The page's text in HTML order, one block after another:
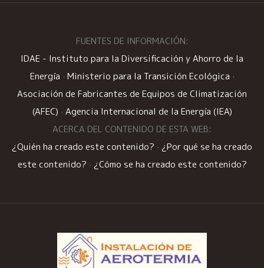
FUENTES DE INFORMACIÓN:
IDAE - Instituto para la Diversificación y Ahorro de la
Energía · Ministerio para la Transición Ecológica ·
Asociación de Fabricantes de Equipos de Climatización
(AFEC) · Agencia Internacional de la Energía (IEA)
ACERCA DEL CONTENIDO DE ESTA WEB:
¿Quién ha creado este contenido? · ¿Por qué se ha creado
este contenido? · ¿Cómo se ha creado este contenido?